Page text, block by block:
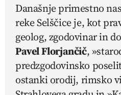
Današnje primestno
reke Selščice je, kot
geolog, zgodovinar in
Pavel Florjančič,
predzgodovinsko
ostanki orodij, rimsko